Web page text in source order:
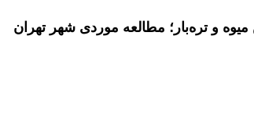
و تره‌بار؛ مطالعه موردی شهر تهران